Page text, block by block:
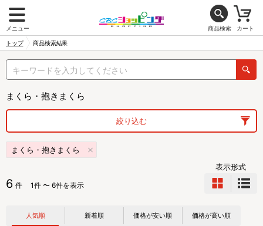
メニュー 商品検索 カート
トップ 商品検索結果
まくら・抱きまくら
絞り込む
まくら・抱きまくら
6 件 1件 〜 6件を表示
表示形式
人気順 新着順 価格が安い順 価格が高い順